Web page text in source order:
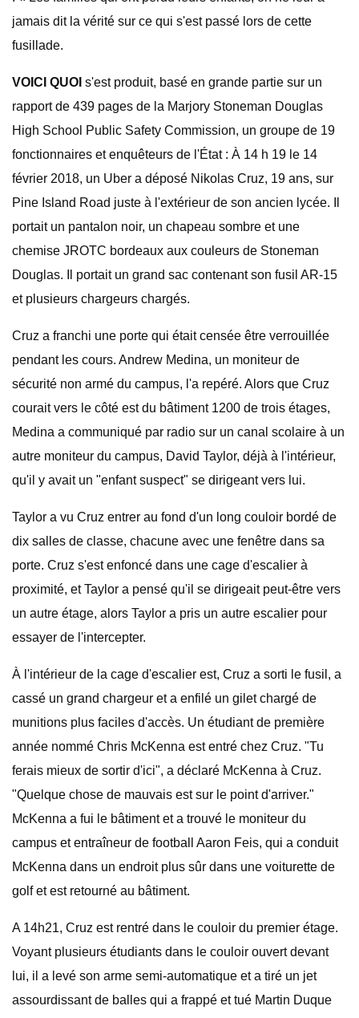
jamais dit la vérité sur ce qui s'est passé lors de cette
fusillade.
VOICI QUOI s'est produit, basé en grande partie sur un
rapport de 439 pages de la Marjory Stoneman Douglas
High School Public Safety Commission, un groupe de 19
fonctionnaires et enquêteurs de l'État : À 14 h 19 le 14
février 2018, un Uber a déposé Nikolas Cruz, 19 ans, sur
Pine Island Road juste à l'extérieur de son ancien lycée. Il
portait un pantalon noir, un chapeau sombre et une
chemise JROTC bordeaux aux couleurs de Stoneman
Douglas. Il portait un grand sac contenant son fusil AR-15
et plusieurs chargeurs chargés.
Cruz a franchi une porte qui était censée être verrouillée
pendant les cours. Andrew Medina, un moniteur de
sécurité non armé du campus, l'a repéré. Alors que Cruz
courait vers le côté est du bâtiment 1200 de trois étages,
Medina a communiqué par radio sur un canal scolaire à un
autre moniteur du campus, David Taylor, déjà à l'intérieur,
qu'il y avait un "enfant suspect" se dirigeant vers lui.
Taylor a vu Cruz entrer au fond d'un long couloir bordé de
dix salles de classe, chacune avec une fenêtre dans sa
porte. Cruz s'est enfoncé dans une cage d'escalier à
proximité, et Taylor a pensé qu'il se dirigeait peut-être vers
un autre étage, alors Taylor a pris un autre escalier pour
essayer de l'intercepter.
À l'intérieur de la cage d'escalier est, Cruz a sorti le fusil, a
cassé un grand chargeur et a enfilé un gilet chargé de
munitions plus faciles d'accès. Un étudiant de première
année nommé Chris McKenna est entré chez Cruz. "Tu
ferais mieux de sortir d'ici", a déclaré McKenna à Cruz.
"Quelque chose de mauvais est sur le point d'arriver."
McKenna a fui le bâtiment et a trouvé le moniteur du
campus et entraîneur de football Aaron Feis, qui a conduit
McKenna dans un endroit plus sûr dans une voiturette de
golf et est retourné au bâtiment.
A 14h21, Cruz est rentré dans le couloir du premier étage.
Voyant plusieurs étudiants dans le couloir ouvert devant
lui, il a levé son arme semi-automatique et a tiré un jet
assourdissant de balles qui a frappé et tué Martin Duque